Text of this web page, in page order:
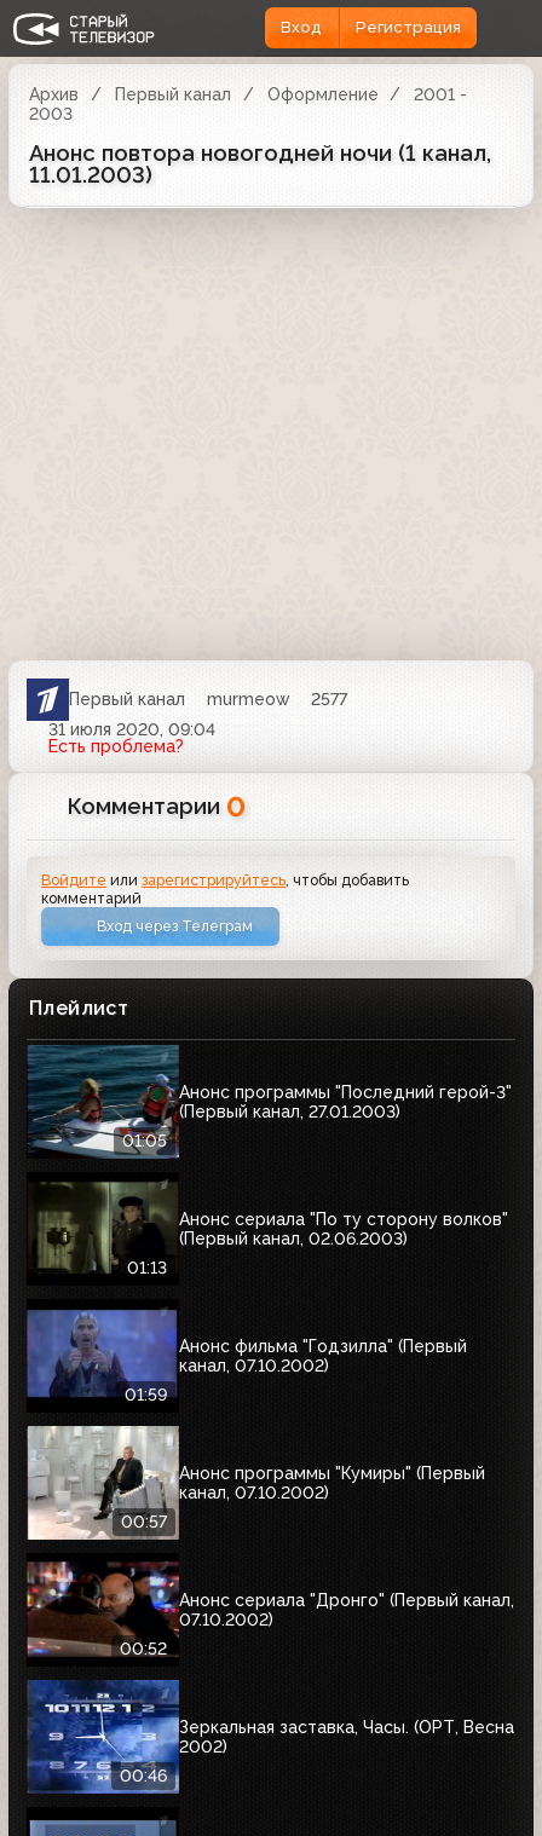
Вход Регистрация
Архив Первый канал Оформление
2001 -
2003
Анонс повтора новогодней ночи (1 канал,
11.01.2003)
Первый канал murmeow
2577
31 июля 2020, 09:04
Есть проблема?
Комментарии 0
Войдите илизарегистрируйтесь , чтобы добавить
комментарий
Вход через Телеграм
Плейлист
01:05
Анонс программы "Последний герой-3"
(Первый канал, 27.01.2003)
01:13
Анонс сериала "По ту сторону волков"
(Первый канал, 02.06.2003)
01:59
Анонс фильма "Годзилла" (Первый
канал, 07.10.2002)
00:57
Анонс программы "Кумиры" (Первый
канал, 07.10.2002)
00:52
Анонс сериала "Дронго" (Первый канал,
07.10.2002)
00:46
Зеркальная заставка, Часы. (ОРТ, Весна
2002)